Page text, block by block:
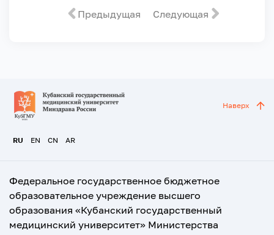
Предыдущая Следующая
RU EN CN AR
Наверх
Федеральное государственное бюджетное
образовательное учреждение высшего
образования «Кубанский государственный
медицинский университет» Министерства